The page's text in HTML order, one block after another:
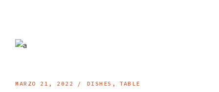
MARZO 21, 2022 DISHES TABLE